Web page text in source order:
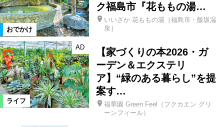
おでかけ
ク福島市『花ももの湯…
いいざか 花ももの湯［福島市・飯坂温
泉］
ライフ
AD
【家づくりの本2026・ガ
ーデン＆エクステリ
ア】“緑のある暮らし”を提
案す…
福華園 Green Feel（フクカエン グリ
ーンフィール）